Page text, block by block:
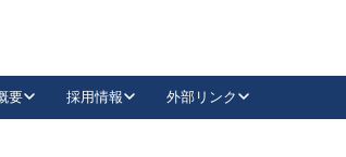
要 採用情報 外部リンク